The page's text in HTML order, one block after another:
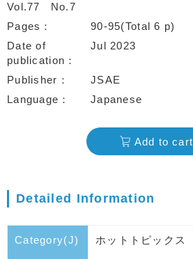
Vol.77
No.7
Pages
90-95(Total 6 p)
Date of
publication
Jul 2023
Publisher
JSAE
Language
Japanese
Add to cart
Detailed Information
Category(J) ホットトピックス